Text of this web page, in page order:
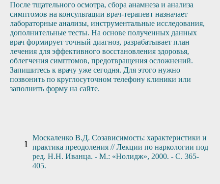
После тщательного осмотра, сбора анамнеза и анализа
симптомов на консультации врач-терапевт назначает
лабораторные анализы, инструментальные исследования,
дополнительные тесты. На основе полученных данных
врач формирует точный диагноз, разрабатывает план
лечения для эффективного восстановления здоровья,
облегчения симптомов, предотвращения осложнений.
Запишитесь к врачу уже сегодня. Для этого нужно
позвонить по круглосуточном телефону клиники или
заполнить форму на сайте.
Москаленко В.Д. Созависимость: характеристики и
практика преодоления // Лекции по наркологии под
ред. Н.Н. Иванца. - М.: «Нолидж», 2000. - С. 365-
405.